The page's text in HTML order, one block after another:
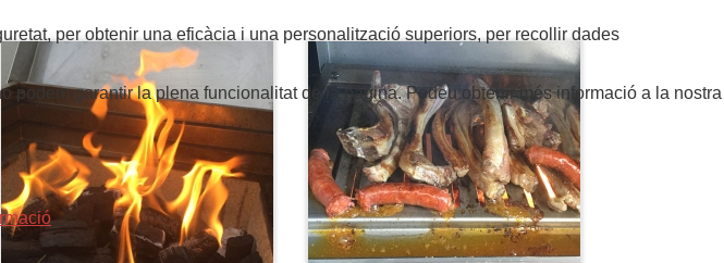
per obtenir una eficàcia i una personalització superiors, per recollir dades
garantir la plena funcionalitat de la pàgina. Podeu obtenir més informació a la nostra